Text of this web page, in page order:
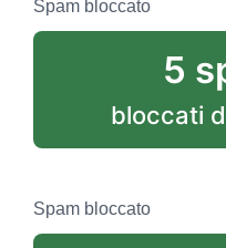
Spam bloccato
5
bloccati
Spam bloccato